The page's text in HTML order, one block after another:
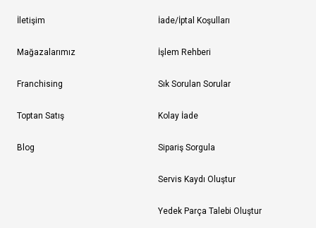
İletişim
Mağazalarımız
Franchising
Toptan Satış
Blog
İade/İptal Koşulları
İşlem Rehberi
Sık Sorulan Sorular
Kolay İade
Sipariş Sorgula
Servis Kaydı Oluştur
Yedek Parça Talebi Oluştur